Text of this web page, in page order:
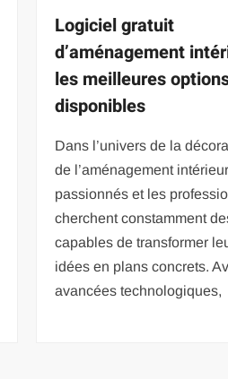
Logiciel gratuit
d’aménagement
les meilleures
disponibles
Dans l’univers de la
de l’aménagement
passionnés et les
cherchent constamment
capables de transformer
idées en plans concrets.
avancées technologiques,